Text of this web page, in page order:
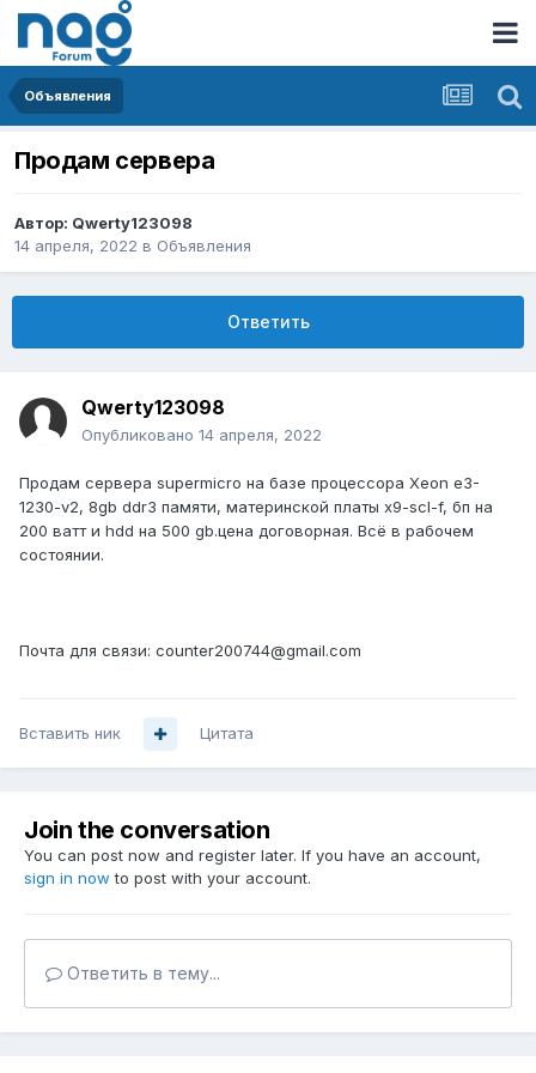
Объявления
Продам сервера
Автор: Qwerty123098
14 апреля, 2022 в Объявления
Ответить
Qwerty123098
Опубликовано 14 апреля, 2022
Продам сервера supermicro на базе процессора Xeon e3-
1230-v2, 8gb ddr3 памяти, материнской платы x9-scl-f, бп на
200 ватт и hdd на 500 gb.цена договорная. Всё в рабочем
состоянии.
Почта для связи: counter200744@gmail.com
Вставить ник Цитата
Join the conversation
You can post now and register later. If you have an account,
sign in now to post with your account.
Ответить в тему...